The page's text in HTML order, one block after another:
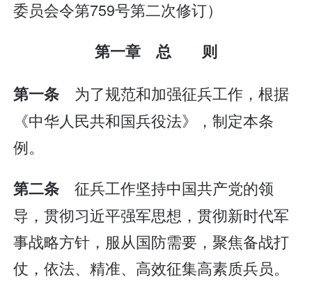
委员会令第759号第二次修订）
第一章 总 则
第一条 为了规范和加强征兵工作，根据
《中华人民共和国兵役法》，制定本条
例。
第二条 征兵工作坚持中国共产党的领
导，贯彻习近平强军思想，贯彻新时代军
事战略方针，服从国防需要，聚焦备战打
仗，依法、精准、高效征集高素质兵员。